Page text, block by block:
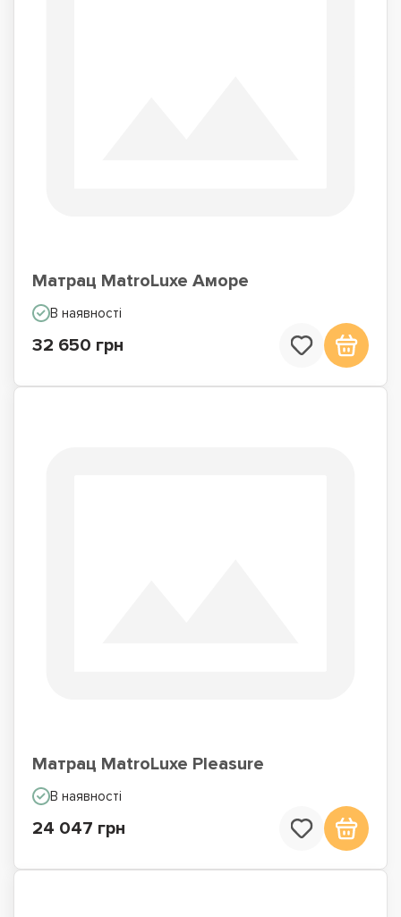
Матрац MatroLuxe Аморе
В наявності
32 650 грн
Матрац MatroLuxe Pleasure
В наявності
24 047 грн